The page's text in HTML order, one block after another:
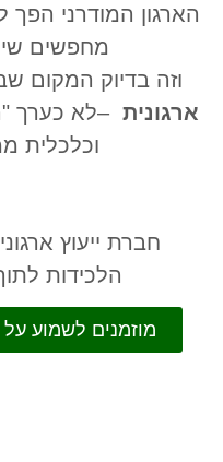
הארגון המודרני
מחפשים
וזה בדיוק המקום
ארגונית –לא כערך
וכלכלית
חברת ייעוץ
הלכידות
מוזמנים לשמוע